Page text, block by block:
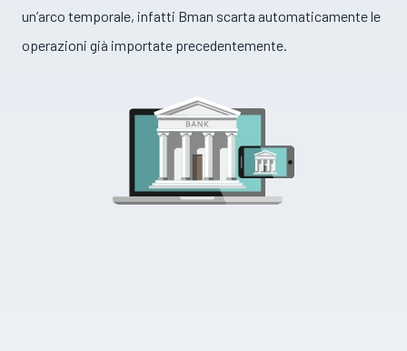
un’arco temporale, infatti Bman scarta automaticamente le
operazioni già importate precedentemente.